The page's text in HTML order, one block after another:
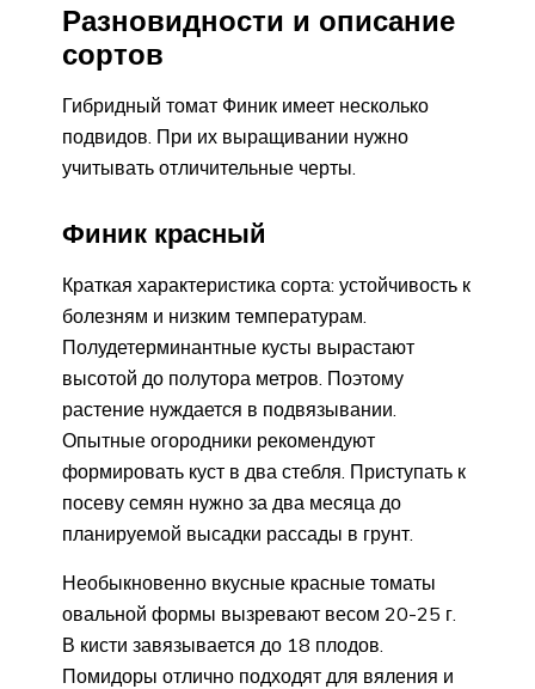
Разновидности и описание
сортов
Гибридный томат Финик имеет несколько
подвидов. При их выращивании нужно
учитывать отличительные черты.
Финик красный
Краткая характеристика сорта: устойчивость к
болезням и низким температурам.
Полудетерминантные кусты вырастают
высотой до полутора метров. Поэтому
растение нуждается в подвязывании.
Опытные огородники рекомендуют
формировать куст в два стебля. Приступать к
посеву семян нужно за два месяца до
планируемой высадки рассады в грунт.
Необыкновенно вкусные красные томаты
овальной формы вызревают весом 20-25 г.
В кисти завязывается до 18 плодов.
Помидоры отлично подходят для вяления и